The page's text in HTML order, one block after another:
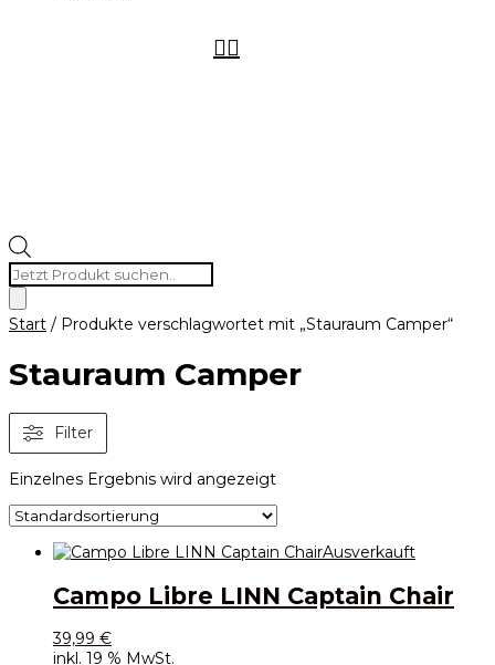
Products
search

Start / Produkte verschlagwortet mit „Stauraum Camper“
Stauraum Camper
Filter
Einzelnes Ergebnis wird angezeigt
Ausverkauft
Campo Libre LINN Captain Chair
39,99 €
inkl. 19 % MwSt.